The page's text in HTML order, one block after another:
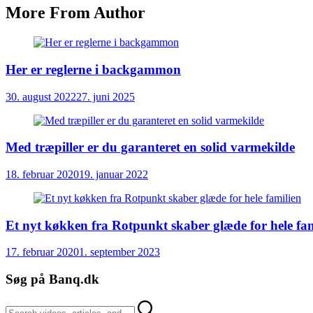
More From Author
Her er reglerne i backgammon
30. august 202227. juni 2025
Med træpiller er du garanteret en solid varmekilde
18. februar 202019. januar 2022
Et nyt køkken fra Rotpunkt skaber glæde for hele
17. februar 20201. september 2023
Søg på Banq.dk